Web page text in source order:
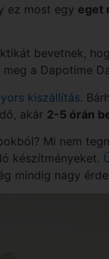
ez most egy eget
bevetnek,
a Dapotime
kiszállítás.
akár 2-5 órán
Mi nem
készítményeket.
mindig nagy